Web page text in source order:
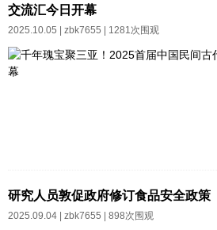
（
交流汇今日开幕
2025.10.05 | zbk7655 | 1281次围观
（三
际发
研究人员敦促政府修订食品安全政策
2025.09.04 | zbk7655 | 898次围观